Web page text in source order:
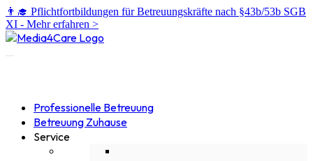
👨‍🎓 Pflichtfortbildungen für Betreuungskräfte nach §43b/53b SGB
XI - Mehr erfahren >
Professionelle Betreuung
Betreuung Zuhause
Service